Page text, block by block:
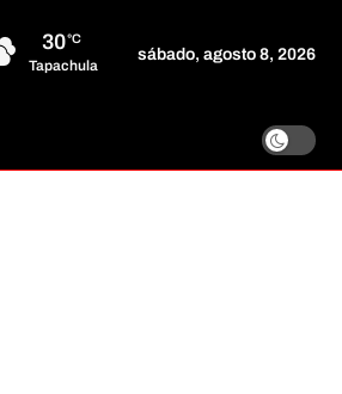
30°C
Tapachula
sábado, agosto 8, 2026